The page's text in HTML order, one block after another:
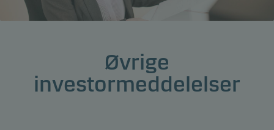
Øvrige
investormeddelelser